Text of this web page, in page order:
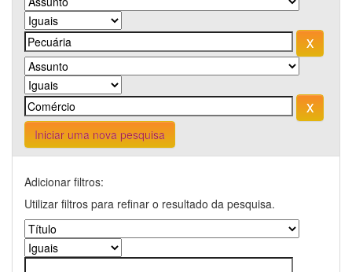
Iniciar uma nova pesquisa
Adicionar filtros:
Utilizar filtros para refinar o resultado da pesquisa.